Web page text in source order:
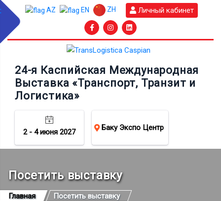
AZ EN ZH Личный кабинет
24-я Каспийская Международная
Выставка «Транспорт, Транзит и
Логистика»
2 - 4 июня 2027 Баку Экспо Центр
Посетить выставку
Главная Посетить выставку